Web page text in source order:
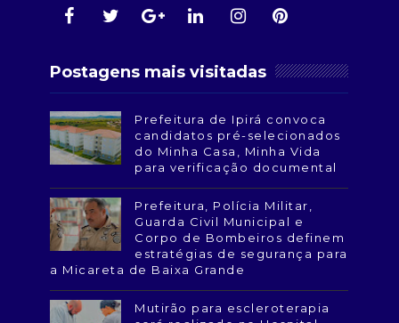
Postagens mais visitadas
Prefeitura de Ipirá convoca
candidatos pré-selecionados
do Minha Casa, Minha Vida
para verificação documental
Prefeitura, Polícia Militar,
Guarda Civil Municipal e
Corpo de Bombeiros definem
estratégias de segurança para
a Micareta de Baixa Grande
Mutirão para escleroterapia